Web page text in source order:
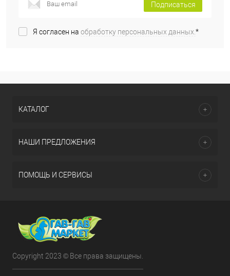
Подписаться
Я согласен на обработку персональных данных.*
КАТАЛОГ
НАШИ ПРЕДЛОЖЕНИЯ
ПОМОЩЬ И СЕРВИСЫ
Copyright 2023 © Все права защищены.